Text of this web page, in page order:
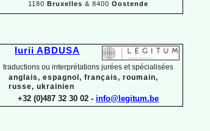
1180 Bruxelles & 8400 Oostende
Iurii ABDUSA
traductions ou interprétations jurées et spécialisées
anglais, espagnol, français, roumain,
russe, ukrainien
+32 (0)487 32 30 02 - info@legitum.be